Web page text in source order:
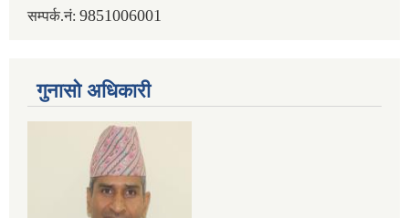
सम्पर्क.नं: 9851006001
गुनासो अधिकारी